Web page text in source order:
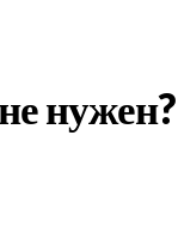
нужен?